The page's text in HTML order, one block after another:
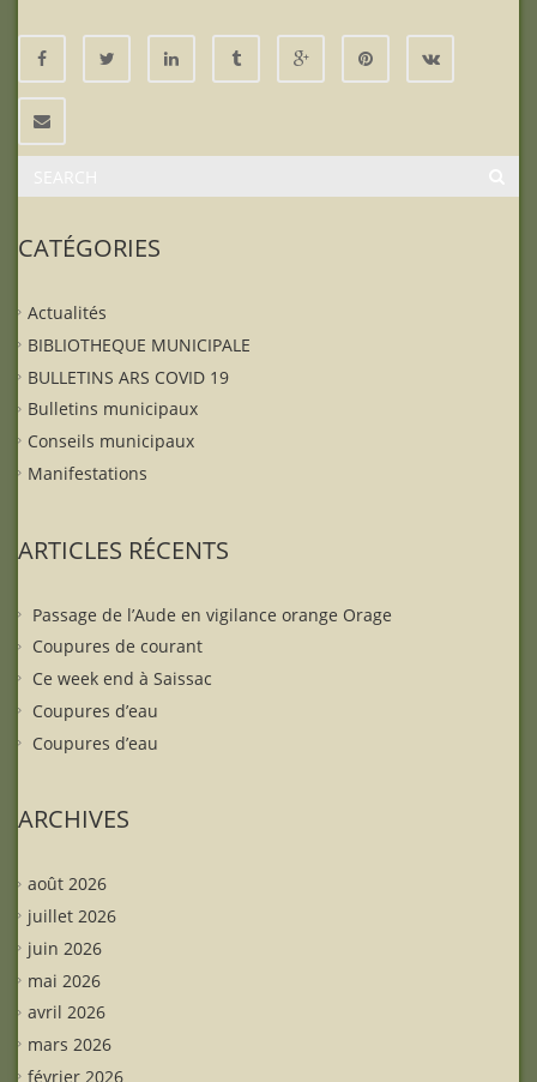
CATÉGORIES
Actualités
BIBLIOTHEQUE MUNICIPALE
BULLETINS ARS COVID 19
Bulletins municipaux
Conseils municipaux
Manifestations
ARTICLES RÉCENTS
Passage de l’Aude en vigilance orange Orage
Coupures de courant
Ce week end à Saissac
Coupures d’eau
Coupures d’eau
ARCHIVES
août 2026
juillet 2026
juin 2026
mai 2026
avril 2026
mars 2026
février 2026